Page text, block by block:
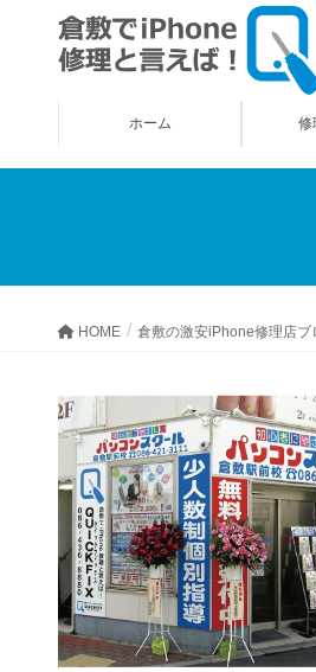
ホーム 修
HOME 倉敷の激安iPhone修理店ブ